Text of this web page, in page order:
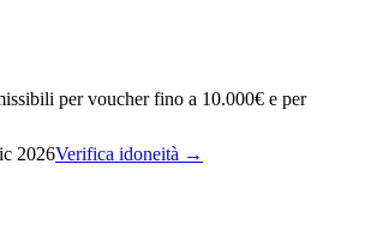
per voucher fino a 10.000€ e per
2026Verifica idoneità →